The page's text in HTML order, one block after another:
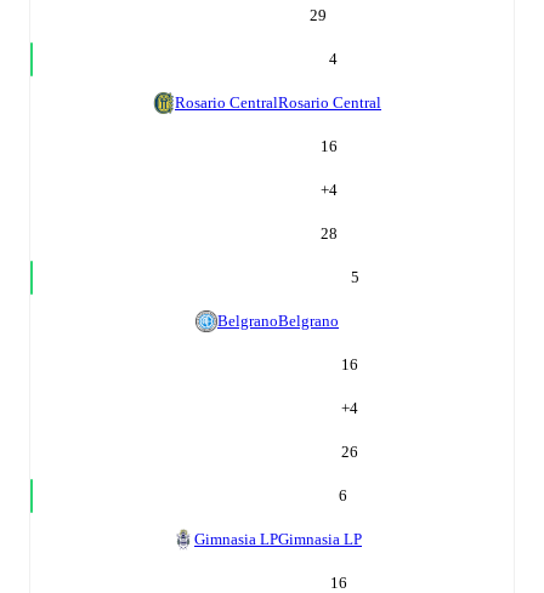
29
4
Rosario CentralRosario Central
16
+4
28
5
BelgranoBelgrano
16
+4
26
6
Gimnasia LPGimnasia LP
16